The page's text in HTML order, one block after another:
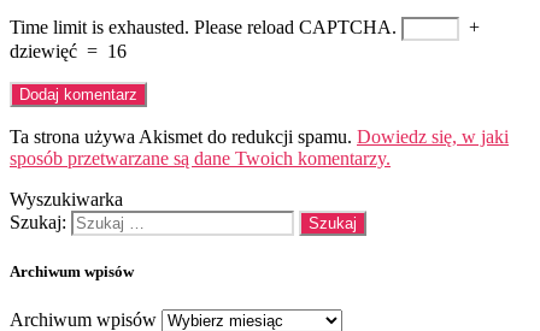
Time limit is exhausted. Please reload CAPTCHA.
+
dziewięć = 16
Ta strona używa Akismet do redukcji spamu. Dowiedz się, w jaki
sposób przetwarzane są dane Twoich komentarzy.
Wyszukiwarka
Szukaj:
Archiwum wpisów
Archiwum wpisów